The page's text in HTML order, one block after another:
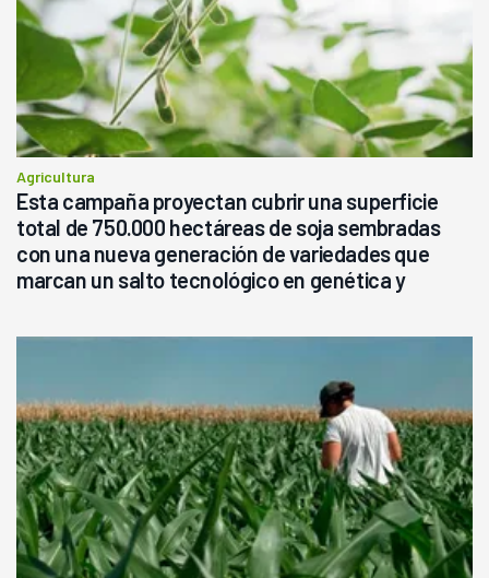
Agricultura
Esta campaña proyectan cubrir una superficie
total de 750.000 hectáreas de soja sembradas
con una nueva generación de variedades que
marcan un salto tecnológico en genética y